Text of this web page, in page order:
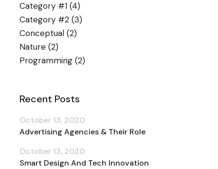
Category #1 (4)
Category #2 (3)
Conceptual (2)
Nature (2)
Programming (2)
Recent Posts
Advertising Agencies & Their Role
October 13, 2020
Smart Design And Tech Innovation
October 13, 2020